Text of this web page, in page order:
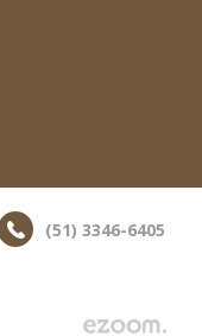
(51) 3346-6405